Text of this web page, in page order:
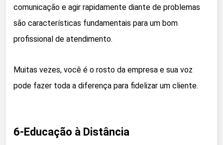
comunicação e agir rapidamente diante de problemas
são características fundamentais para um bom
profissional de atendimento.
Muitas vezes, você é o rosto da empresa e sua voz
pode fazer toda a diferença para fidelizar um cliente.
6-Educação à Distância